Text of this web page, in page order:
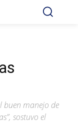
buen manejo de
sostuvo el